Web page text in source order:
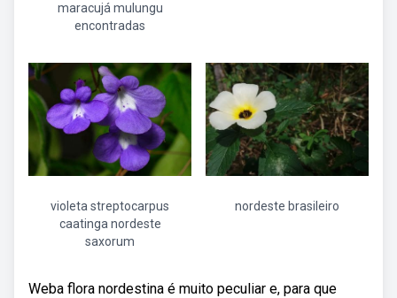
maracujá mulungu
encontradas
violeta streptocarpus
caatinga nordeste
saxorum
nordeste brasileiro
Weba flora nordestina é muito peculiar e, para que